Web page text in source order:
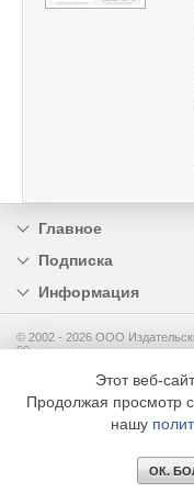
Главное
Подписка
Информация
© 2002 - 2026 OOO
00
Этот веб-
Продолжая просмотр
нашу
ОК.